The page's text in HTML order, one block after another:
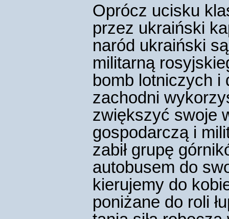
Oprócz ucisku
przez ukraiński
naród ukraiński
militarną
bomb lotniczych i
zachodni
zwiększyć swoje
gospodarczą i
zabił grupę
autobusem do
kierujemy do
poniżane do roli